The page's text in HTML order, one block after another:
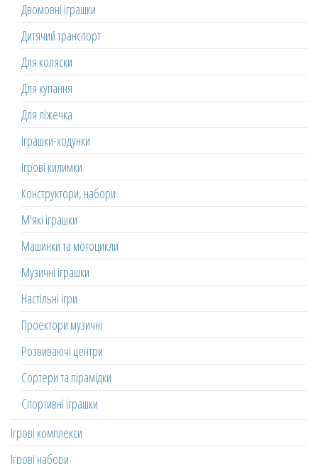
Двомовні іграшки
Дитячий транспорт
Для коляски
Для купання
Для ліжечка
Іграшки-ходунки
Ігрові килимки
Конструктори, набори
М'які іграшки
Машинки та мотоцикли
Музичні іграшки
Настільні ігри
Проектори музичні
Розвиваючі центри
Сортери та пірамідки
Спортивні іграшки
Ігрові комплекси
Ігрові набори